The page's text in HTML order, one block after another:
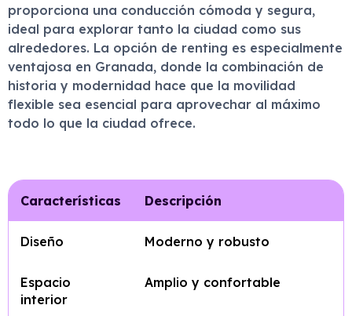
proporciona una conducción cómoda y segura,
ideal para explorar tanto la ciudad como sus
alrededores. La opción de renting es especialmente
ventajosa en Granada, donde la combinación de
historia y modernidad hace que la movilidad
flexible sea esencial para aprovechar al máximo
todo lo que la ciudad ofrece.
Características Descripción
Diseño Moderno y robusto
Espacio
interior
Amplio y confortable